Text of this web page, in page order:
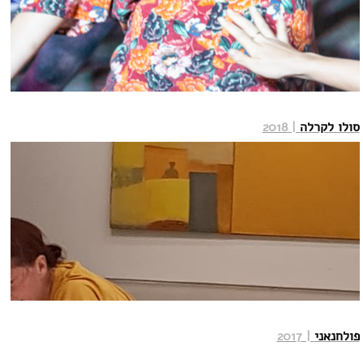
סולו לקרלה | 2018
פולחנאני | 2017